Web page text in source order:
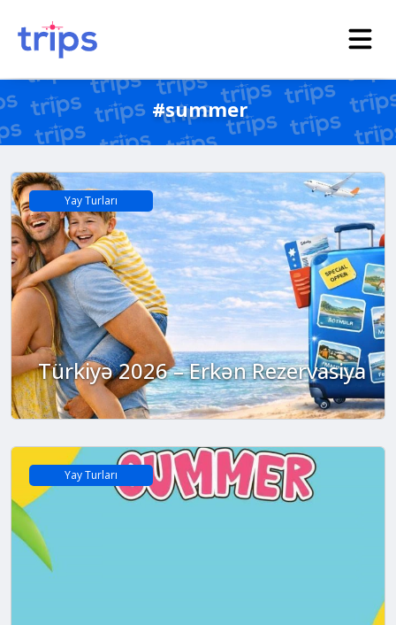
#summer
Yay Turları
Türkiyə 2026 – Erkən Rezervasiya
Yay Turları